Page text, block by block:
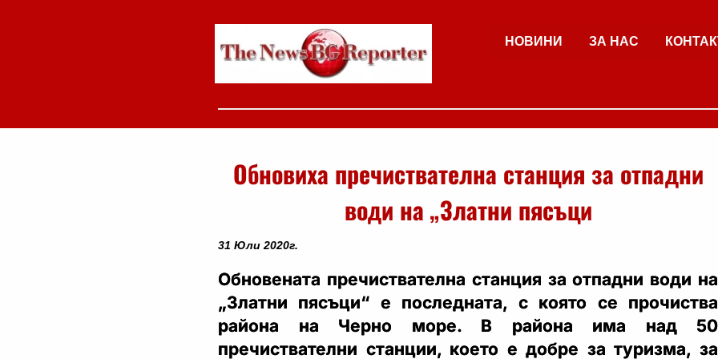
НОВИНИ ЗА НАС
Обновиха пречиствателна станция за отпадни
води на „Златни пясъци
31 Юли 2020г.
Обновената пречиствателна станция за отпадни води на
„Златни пясъци“ е последната, с която се прочиства
района на Черно море. В района има над 50
пречиствателни станции, което е добре за туризма, за